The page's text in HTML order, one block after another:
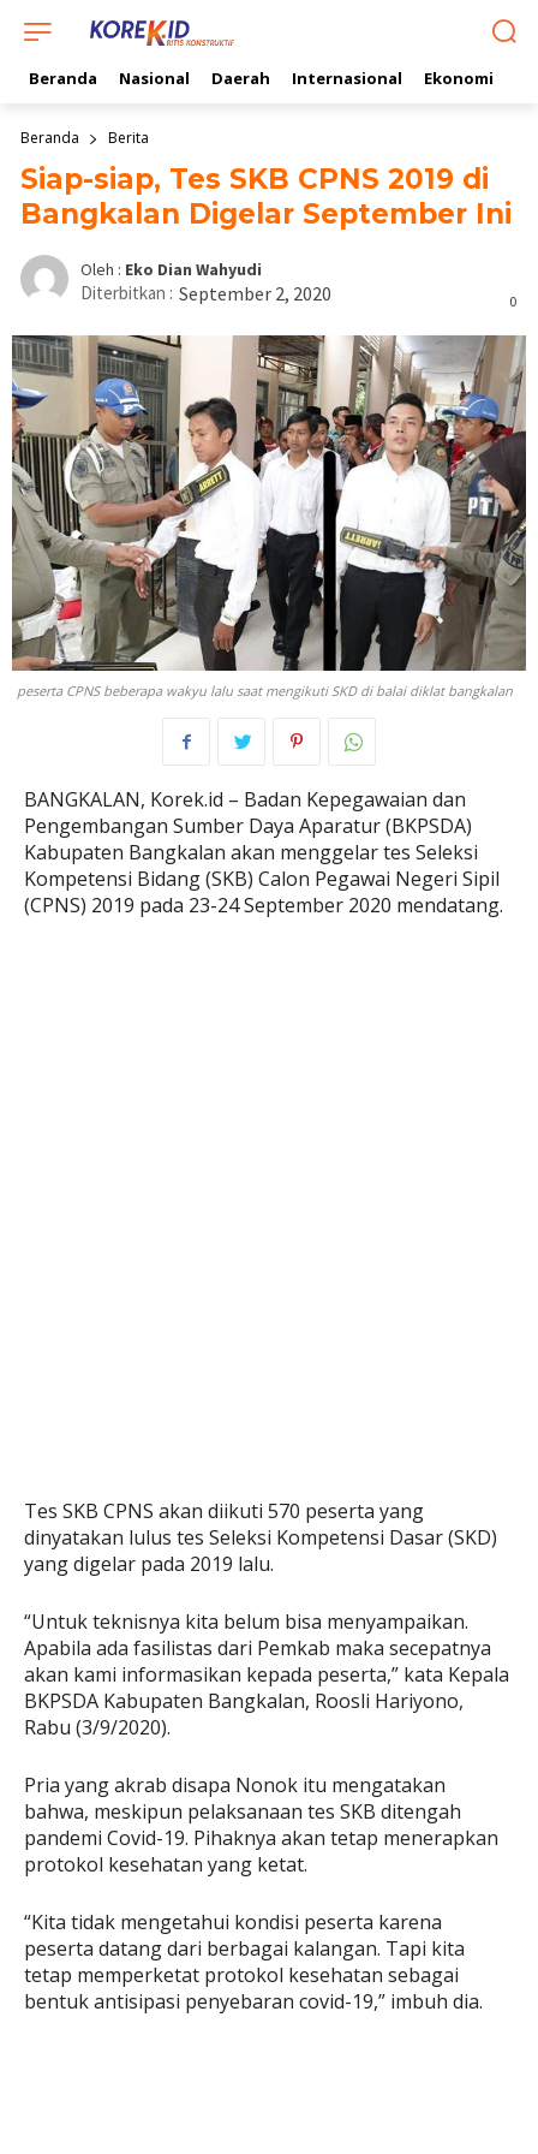
Beranda Nasional Daerah Internasional Ekonomi
Beranda Berita
Siap-siap, Tes SKB CPNS 2019 di
Bangkalan Digelar September Ini
Oleh : Eko Dian Wahyudi
0
Diterbitkan : September 2, 2020
peserta CPNS beberapa wakyu lalu saat mengikuti SKD di balai diklat bangkalan
BANGKALAN, Korek.id – Badan Kepegawaian dan
Pengembangan Sumber Daya Aparatur (BKPSDA)
Kabupaten Bangkalan akan menggelar tes Seleksi
Kompetensi Bidang (SKB) Calon Pegawai Negeri Sipil
(CPNS) 2019 pada 23-24 September 2020 mendatang.
Tes SKB CPNS akan diikuti 570 peserta yang
dinyatakan lulus tes Seleksi Kompetensi Dasar (SKD)
yang digelar pada 2019 lalu.
“Untuk teknisnya kita belum bisa menyampaikan.
Apabila ada fasilistas dari Pemkab maka secepatnya
akan kami informasikan kepada peserta,” kata Kepala
BKPSDA Kabupaten Bangkalan, Roosli Hariyono,
Rabu (3/9/2020).
Pria yang akrab disapa Nonok itu mengatakan
bahwa, meskipun pelaksanaan tes SKB ditengah
pandemi Covid-19. Pihaknya akan tetap menerapkan
protokol kesehatan yang ketat.
“Kita tidak mengetahui kondisi peserta karena
peserta datang dari berbagai kalangan. Tapi kita
tetap memperketat protokol kesehatan sebagai
bentuk antisipasi penyebaran covid-19,” imbuh dia.